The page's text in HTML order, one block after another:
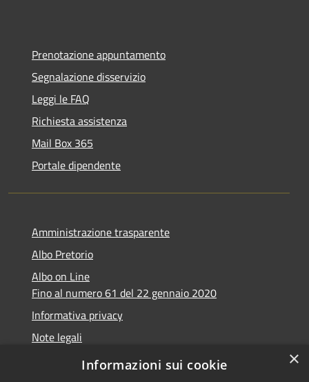
Prenotazione appuntamento
Segnalazione disservizio
Leggi le FAQ
Richiesta assistenza
Mail Box 365
Portale dipendente
Amministrazione trasparente
Albo Pretorio
Albo on Line
Fino al numero 61 del 22 gennaio 2020
Informativa privacy
Note legali
Dichiarazione di accessibilità
×
Informazioni sui cookie